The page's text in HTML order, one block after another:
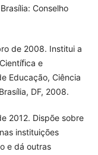
Conselho
de 2008. Institui a
e
Educação, Ciência
DF, 2008.
2012. Dispõe sobre
instituições
e dá outras